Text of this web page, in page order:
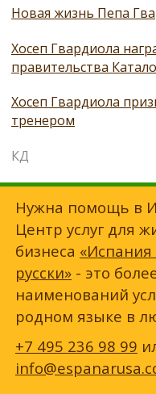
Новая жизнь Пепа
Хосеп Гвардиола
правительства
Хосеп Гвардиола
тренером
КД
Нужна помощь в
Центр услуг для
бизнеса «Испания
русски» - это
наименований
родном языке в
+7 495 236 98 99